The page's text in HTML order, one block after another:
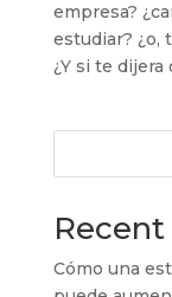
empresa?
estudiar? ¿o,
¿Y si te dijera
Cómo una